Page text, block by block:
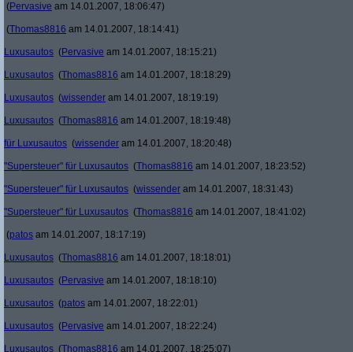
(Pervasive am 14.01.2007, 18:06:47)
(Thomas8816 am 14.01.2007, 18:14:41)
Luxusautos (Pervasive am 14.01.2007, 18:15:21)
Luxusautos (Thomas8816 am 14.01.2007, 18:18:29)
Luxusautos (wissender am 14.01.2007, 18:19:19)
Luxusautos (Thomas8816 am 14.01.2007, 18:19:48)
für Luxusautos (wissender am 14.01.2007, 18:20:48)
"Supersteuer" für Luxusautos (Thomas8816 am 14.01.2007, 18:23:52)
"Supersteuer" für Luxusautos (wissender am 14.01.2007, 18:31:43)
"Supersteuer" für Luxusautos (Thomas8816 am 14.01.2007, 18:41:02)
(patos am 14.01.2007, 18:17:19)
Luxusautos (Thomas8816 am 14.01.2007, 18:18:01)
Luxusautos (Pervasive am 14.01.2007, 18:18:10)
Luxusautos (patos am 14.01.2007, 18:22:01)
Luxusautos (Pervasive am 14.01.2007, 18:22:24)
Luxusautos (Thomas8816 am 14.01.2007, 18:25:07)